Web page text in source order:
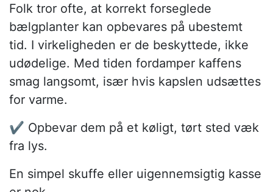
Folk tror ofte, at korrekt forseglede
bælgplanter kan opbevares på ubestemt
tid. I virkeligheden er de beskyttede, ikke
udødelige. Med tiden fordamper kaffens
smag langsomt, især hvis kapslen udsættes
for varme.
✔️ Opbevar dem på et køligt, tørt sted væk
fra lys.
En simpel skuffe eller uigennemsigtig kasse